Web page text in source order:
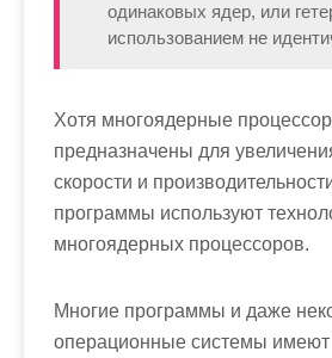
одинаковых ядер, или
использованием не
Хотя многоядерные
предназначены для
скорости и
программы используют
многоядерных процессоров.
Многие программы и даже
операционные системы